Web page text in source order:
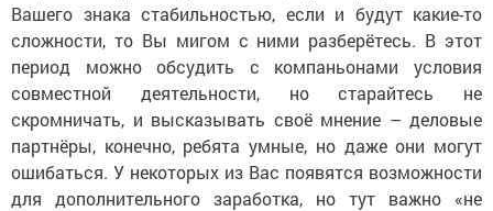
Вашего знака стабильностью, если и будут какие-то
сложности, то Вы мигом с ними разберётесь. В этот
период можно обсудить с компаньонами условия
совместной деятельности, но старайтесь не
скромничать, и высказывать своё мнение – деловые
партнёры, конечно, ребята умные, но даже они могут
ошибаться. У некоторых из Вас появятся возможности
для дополнительного заработка, но тут важно «не